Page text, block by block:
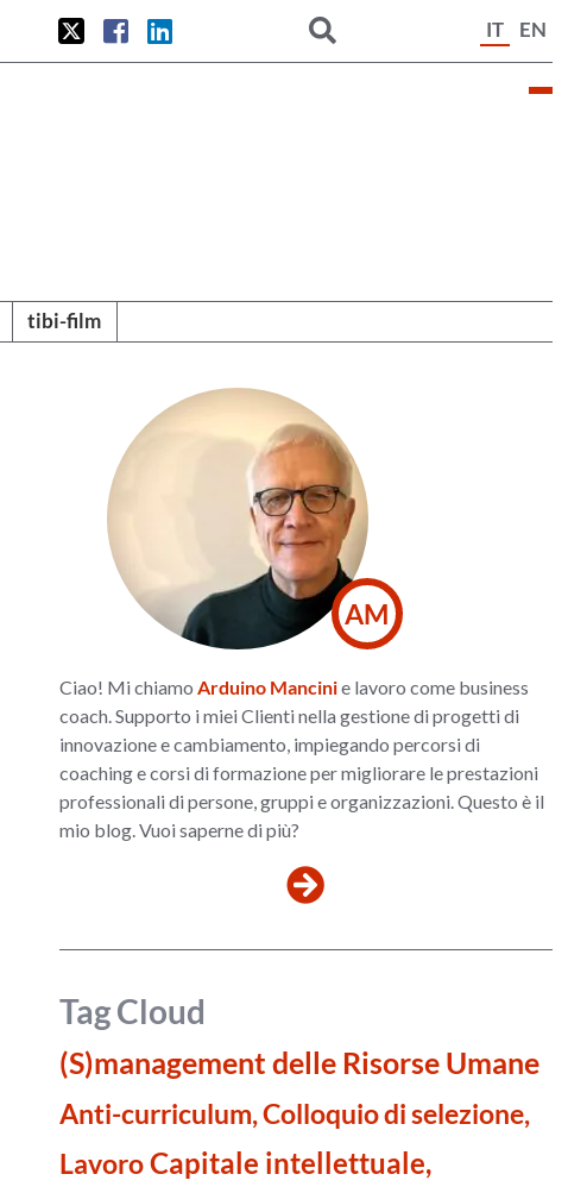
IT EN
tibi-film
AM
Ciao! Mi chiamo Arduino Mancinie lavoro come business
coach. Supporto i miei Clienti nella gestione di progetti di
innovazione e cambiamento, impiegando percorsi di
coaching e corsi di formazione per migliorare le prestazioni
professionali di persone, gruppi e organizzazioni. Questo è il
mio blog. Vuoi saperne di più?
Tag Cloud
(S)management delle Risorse Umane
Anti-curriculum, Colloquio di selezione,
LavoroCapitale intellettuale,